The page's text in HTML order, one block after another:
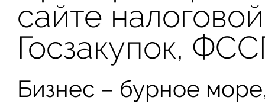
сайте
Госзакупок,
Бизнес – бурное